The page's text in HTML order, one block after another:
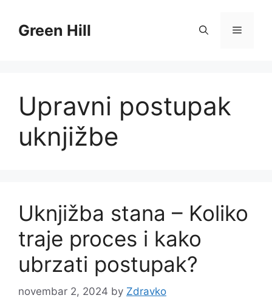
contentGreen Hill Menu
Upravni postupak
uknjižbe
Uknjižba stana – Koliko
traje proces i kako
ubrzati postupak?
novembar 2, 2024 by Zdravko